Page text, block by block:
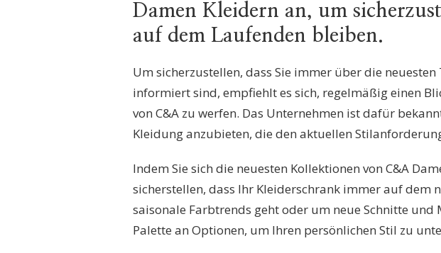
Damen Kleidern an, um
auf dem Laufenden bleiben.
Um sicherzustellen, dass Sie immer über die
informiert sind, empfiehlt es sich, regelmäßig einen
von C&A zu werfen. Das Unternehmen ist dafür
Kleidung anzubieten, die den aktuellen
Indem Sie sich die neuesten Kollektionen von C&A
sicherstellen, dass Ihr Kleiderschrank immer auf dem
saisonale Farbtrends geht oder um neue Schnitte und
Palette an Optionen, um Ihren persönlichen Stil zu